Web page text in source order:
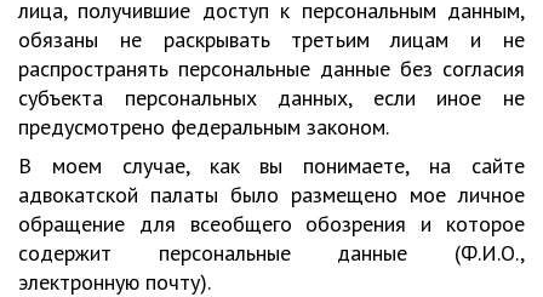
лица, получившие доступ к персональным данным,
обязаны не раскрывать третьим лицам и не
распространять персональные данные без согласия
субъекта персональных данных, если иное не
предусмотрено федеральным законом.
В моем случае, как вы понимаете, на сайте
адвокатской палаты было размещено мое личное
обращение для всеобщего обозрения и которое
содержит персональные данные (Ф.И.О.,
электронную почту).